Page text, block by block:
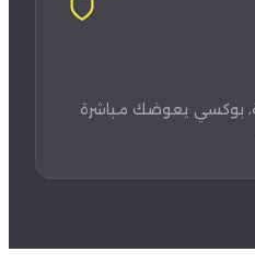
بوكسي يعوضك مباشرة